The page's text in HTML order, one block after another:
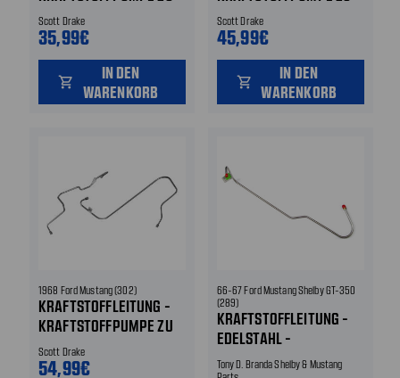
VERGASER - 4 BBL -
STAHL
Scott Drake
35,99€
shopping_cart
IN DEN
WARENKORB
VERGASER - EDELSTAHL
Scott Drake
45,99€
shopping_cart
IN DEN
WARENKORB
1968 Ford Mustang (302)
KRAFTSTOFFLEITUNG -
KRAFTSTOFFPUMPE ZU
VERGASER - 4 BBL -
EDELSTAHL
Scott Drake
54,99€
66-67 Ford Mustang Shelby GT-350
(289)
KRAFTSTOFFLEITUNG -
EDELSTAHL -
KRAFTSTOFFPUMPE AND
Tony D. Branda Shelby & Mustang